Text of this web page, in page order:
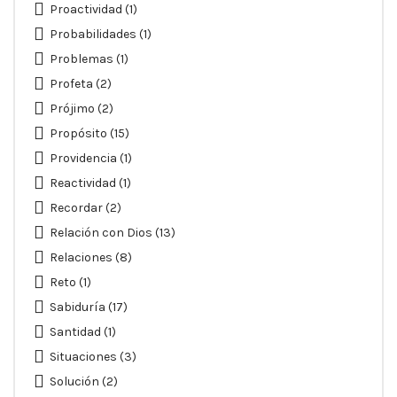
Proactividad (1)
Probabilidades (1)
Problemas (1)
Profeta (2)
Prójimo (2)
Propósito (15)
Providencia (1)
Reactividad (1)
Recordar(2)
Relación con Dios (13)
Relaciones (8)
Reto (1)
Sabiduría (17)
Santidad (1)
Situaciones (3)
Solución (2)